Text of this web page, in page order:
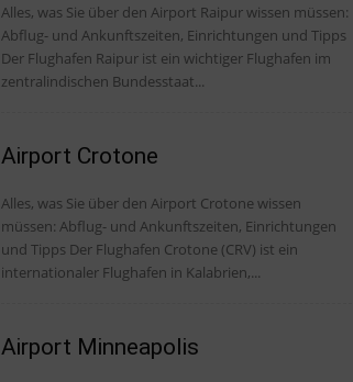
Alles, was Sie über den Airport Raipur wissen müssen:
Abflug- und Ankunftszeiten, Einrichtungen und Tipps
Der Flughafen Raipur ist ein wichtiger Flughafen im
zentralindischen Bundesstaat...
Airport Crotone
Alles, was Sie über den Airport Crotone wissen
müssen: Abflug- und Ankunftszeiten, Einrichtungen
und Tipps Der Flughafen Crotone (CRV) ist ein
internationaler Flughafen in Kalabrien,...
Airport Minneapolis